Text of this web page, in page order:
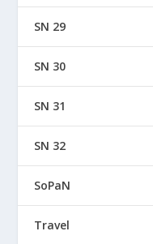
SN 29
SN 30
SN 31
SN 32
SoPaN
Travel